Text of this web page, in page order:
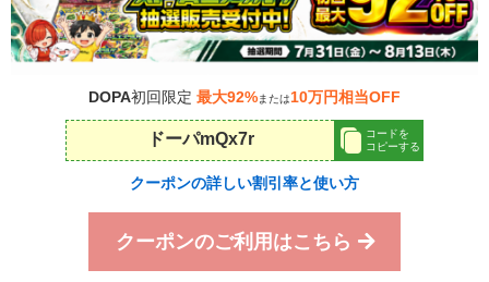
DOPA初回限定 最大92%または10万円相当OFF
ドーパmQx7r
コードを
コピーする
クーポンの詳しい割引率と使い方
クーポンのご利用はこちら